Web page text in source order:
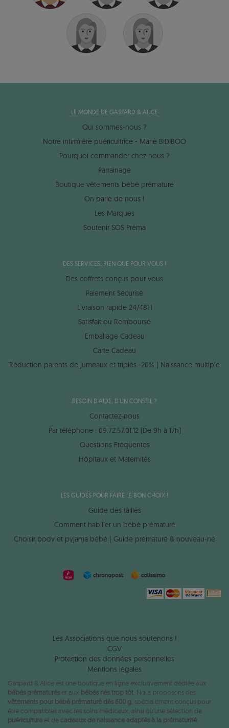
LE MONDE DE GASPARD & ALICE
Qui sommes-nous ?
Notre infirmière puéricultrice - Marie BIDIBOO
Pourquoi commander chez nous ?
Parrainage
Boutique vêtements bébé prématuré
On parle de nous !
Les Marques
Soutenir SOS Préma
DES SERVICES, RIEN QUE POUR VOUS !
Des coffrets conçus pour vous
Paiement Sécurisé
Livraison rapide 24/48H
Satisfait ou Remboursé
Emballage Cadeau
Carte Cadeau
Réduction parents de jumeaux et triplés -20% | Naissance multiple
BESOIN D'AIDE, D'UN CONSEIL ?
Contactez-nous
Par téléphone : 09.72.57.01.12 (De 9h à 17h)
Questions Fréquentes
Hôpitaux et Maternités
LES GUIDES POUR FAIRE LE BON CHOIX !
Guide des tailles
Comment habiller un bébé prématuré
Choisir body et pyjama bébé | Guide prématuré & nouveau-né
Les Associations que nous soutenons !
CGV
Protection des données personnelles
Mentions légales
Gaspard & Alice est une boutique en ligne exclusivement dédiée aux
bébés prématurés et aux bébés nés trop tôt . Nous proposons des
vêtements pour bébé prématuré dès 600 g , spécialement conçus pour
être compatibles avec les soins médicaux, ainsi qu’une sélection de
puériculture et de cadeaux de naissance adaptés à la prématurité